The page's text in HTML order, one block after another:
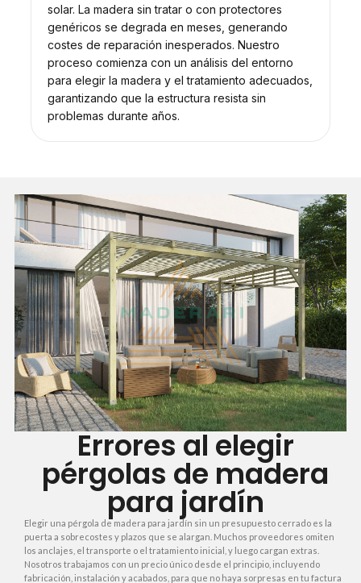
solar. La madera sin tratar o con protectores
genéricos se degrada en meses, generando
costes de reparación inesperados. Nuestro
proceso comienza con un análisis del entorno
para elegir la madera y el tratamiento adecuados,
garantizando que la estructura resista sin
problemas durante años.
Errores al elegir
pérgolas de madera
para jardín
Elegir una pérgola de madera para jardín sin un presupuesto cerrado es la
puerta a sobrecostes y plazos que se alargan. Muchos proveedores omiten
los anclajes, el transporte o el tratamiento inicial, y luego cargan extras.
Nosotros trabajamos con un precio único desde el principio, incluyendo
fabricación, instalación y acabados, para que no haya sorpresas en tu factura